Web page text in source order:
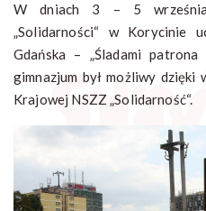
W dniach 3 – 5 września
„Solidarności“ w Korycinie
Gdańska – „Śladami
gimnazjum był możliwy dzięki
Krajowej NSZZ „Solidarność“.